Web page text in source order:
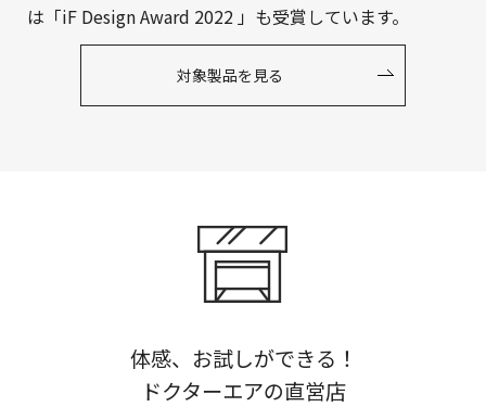
は「iF Design Award 2022 」も受賞しています。
対象製品を見る
体感、お試しができる！
ドクターエアの直営店